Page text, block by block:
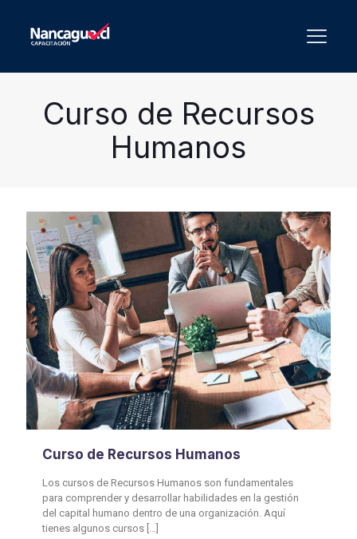
Curso de Recursos
Humanos
Curso de Recursos Humanos
Los cursos de Recursos Humanos son fundamentales
para comprender y desarrollar habilidades en la gestión
del capital humano dentro de una organización. Aquí
tienes algunos cursos